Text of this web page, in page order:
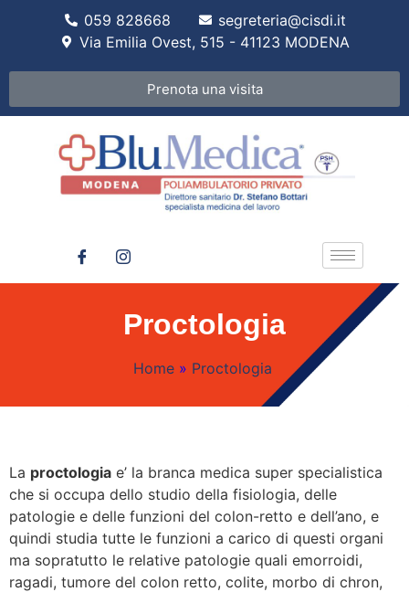
059 828668
segreteria@cisdi.it
Via Emilia Ovest, 515 - 41123 MODENA
Prenota una visita
Proctologia
Home » Proctologia
La proctologia e’ la branca medica super specialistica
che si occupa dello studio della fisiologia, delle
patologie e delle funzioni del colon-retto e dell’ano, e
quindi studia tutte le funzioni a carico di questi organi
ma sopratutto le relative patologie quali emorroidi,
ragadi, tumore del colon retto, colite, morbo di chron,